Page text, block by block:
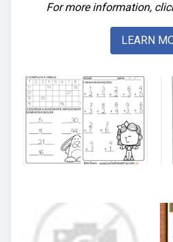
For more information,
LEARN